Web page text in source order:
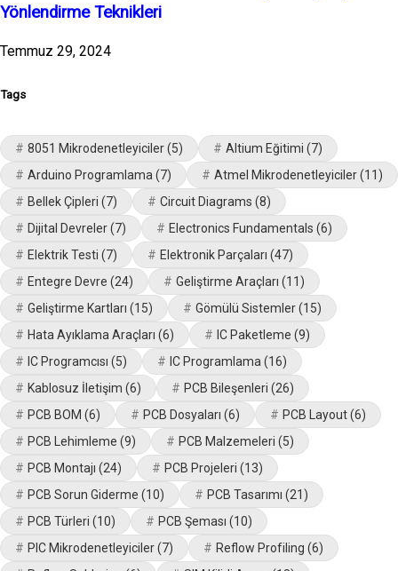
Yönlendirme Teknikleri
Temmuz 29, 2024
Tags
8051 Mikrodenetleyiciler(5) Altium Eğitimi (7)
Arduino Programlama (7) Atmel Mikrodenetleyiciler(11)
Bellek Çipleri (7) Circuit Diagrams (8)
Dijital Devreler(7) Electronics Fundamentals (6)
Elektrik Testi (7) Elektronik Parçaları (47)
Entegre Devre (24) Geliştirme Araçları (11)
Geliştirme Kartları (15) Gömülü Sistemler(15)
Hata Ayıklama Araçları (6) IC Paketleme (9)
IC Programcısı (5) IC Programlama (16)
Kablosuz İletişim (6) PCB Bileşenleri (26)
PCB BOM (6) PCB Dosyaları (6) PCB Layout(6)
PCB Lehimleme (9) PCB Malzemeleri (5)
PCB Montajı (24) PCB Projeleri (13)
PCB Sorun Giderme (10) PCB Tasarımı (21)
PCB Türleri (10) PCB Şeması (10)
PIC Mikrodenetleyiciler(7) Reflow Profiling (6)